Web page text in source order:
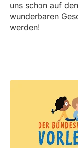
uns schon auf
wunderbaren
werden!